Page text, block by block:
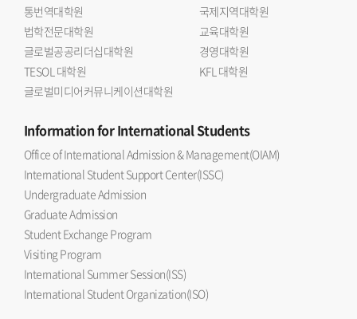
통번역대학원
국제지역대학원
법학전문대학원
교육대학원
글로벌공공리더십대학원
경영대학원
TESOL 대학원
KFL 대학원
글로벌미디어커뮤니케이션대학원
Informationfor International Students
Office of International Admission & Management(OIAM)
International Student Support Center(ISSC)
Undergraduate Admission
Graduate Admission
Student Exchange Program
Visiting Program
International Summer Session(ISS)
International Student Organization(ISO)